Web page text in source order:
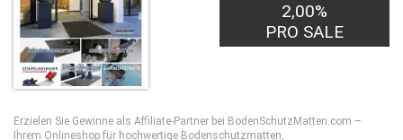
2,00%
PRO SALE
Erzielen Sie Gewinne als Affiliate-Partner bei BodenSchutzMatten.com –
Ihrem Onlineshop für hochwertige Bodenschutzmatten,